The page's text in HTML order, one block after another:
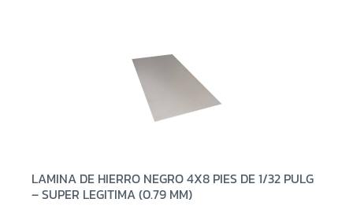
LAMINA DE HIERRO NEGRO 4X8 PIES DE 1/32 PULG
– SUPER LEGITIMA (0.79 MM)